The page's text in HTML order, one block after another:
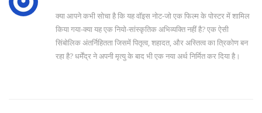
क्या आपने कभी सोचा है कि यह वॉइस नोट-जो एक फिल्म के पोस्टर में शामिल
किया गया-क्या यह एक नियो-सांस्कृतिक अभिव्यक्ति नहीं है? एक ऐसी
सिंबोलिक अंतर्निहितता जिसमें पितृत्व, शहादत, और अस्तित्व का त्रिकोण बन
रहा है? धर्मेंद्र ने अपनी मृत्यु के बाद भी एक नया अर्थ निर्मित कर दिया है।